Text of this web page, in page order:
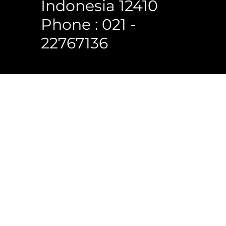
Indonesia 12410
Phone : 021 -
22767136